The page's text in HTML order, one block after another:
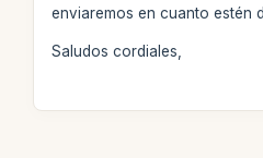
enviaremos en cuanto estén
Saludos cordiales,